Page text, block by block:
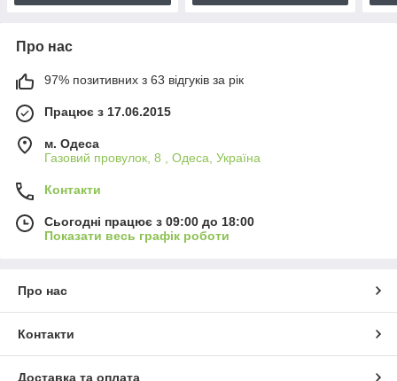
Про нас
97% позитивних з 63 відгуків за рік
Працює з 17.06.2015
м. Одеса
Газовий провулок, 8 , Одеса, Україна
Контакти
Сьогодні працює з 09:00 до 18:00
Показати весь графік роботи
Про нас
Контакти
Доставка та оплата